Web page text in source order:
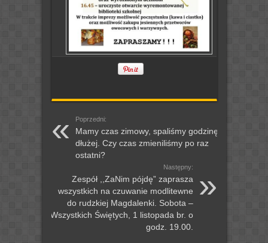
Poprzedni:
Mamy czas zimowy, spaliśmy godzinę
dłużej. Czy czas zmieniliśmy po raz
ostatni?
Następny:
Zespół ,,ZaNim pójdę” zaprasza
wszystkich na czuwanie modlitewne
do rudzkiej Magdalenki. Sobota –
Wszystkich Świętych, 1 listopada br. o
godz. 19.00.